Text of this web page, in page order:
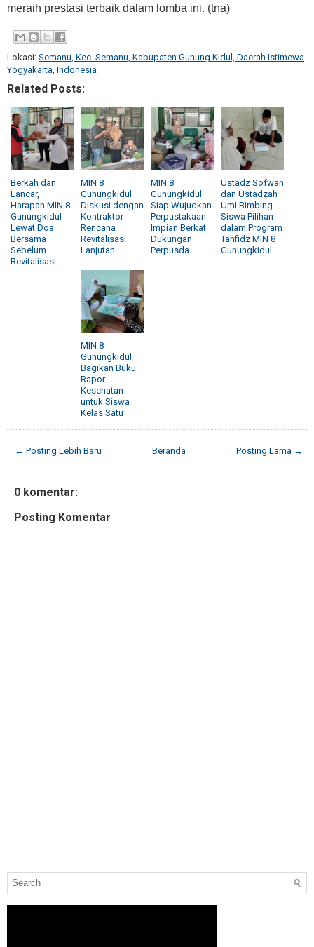
meraih prestasi terbaik dalam lomba ini. (tna)
Lokasi: Semanu, Kec. Semanu, Kabupaten Gunung Kidul, Daerah Istimewa
Yogyakarta, Indonesia
Related Posts:
Berkah dan
Lancar,
Harapan MIN 8
Gunungkidul
Lewat Doa
Bersama
Sebelum
Revitalisasi
MIN 8
Gunungkidul
Diskusi dengan
Kontraktor
Rencana
Revitalisasi
Lanjutan
MIN 8
Gunungkidul
Siap Wujudkan
Perpustakaan
Impian Berkat
Dukungan
Perpusda
Ustadz Sofwan
dan Ustadzah
Umi Bimbing
Siswa Pilihan
dalam Program
Tahfidz MIN 8
Gunungkidul
MIN 8
Gunungkidul
Bagikan Buku
Rapor
Kesehatan
untuk Siswa
Kelas Satu
← Posting Lebih Baru Posting Lama →
Beranda
0 komentar:
Posting Komentar